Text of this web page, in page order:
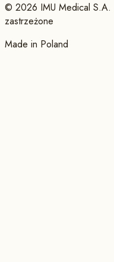
© 2026 IMU Medical S.A.
zastrzeżone
Made in Poland